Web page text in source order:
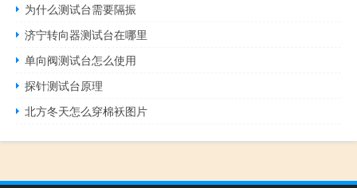
为什么测试台需要隔振
济宁转向器测试台在哪里
单向阀测试台怎么使用
探针测试台原理
北方冬天怎么穿棉袄图片